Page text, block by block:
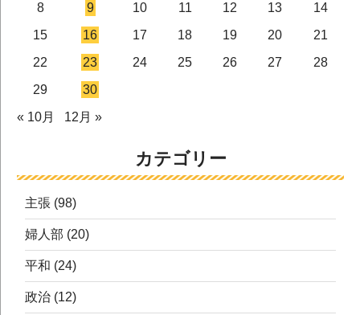
8
9 10 11 12 13
14
15
16 17 18 19 20
21
22
23 24 25 26 27
28
29
30
« 10月
12月 »
カテゴリー
主張 (98)
婦人部 (20)
平和 (24)
政治 (12)